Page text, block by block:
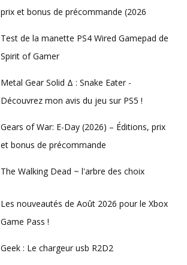
prix et bonus de précommande (2026
Test de la manette PS4 Wired Gamepad de
Spirit of Gamer
Metal Gear Solid Δ : Snake Eater -
Découvrez mon avis du jeu sur PS5 !
Gears of War: E-Day (2026) – Éditions, prix
et bonus de précommande
The Walking Dead ~ l'arbre des choix
Les nouveautés de Août 2026 pour le Xbox
Game Pass !
Geek : Le chargeur usb R2D2